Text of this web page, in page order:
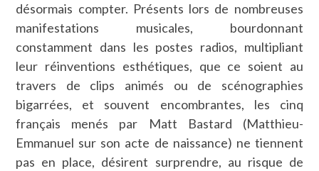
désormais compter. Présents lors de nombreuses
manifestations musicales, bourdonnant
constamment dans les postes radios, multipliant
leur réinventions esthétiques, que ce soient au
travers de clips animés ou de scénographies
bigarrées, et souvent encombrantes, les cinq
français menés par Matt Bastard (Matthieu-
Emmanuel sur son acte de naissance) ne tiennent
pas en place, désirent surprendre, au risque de